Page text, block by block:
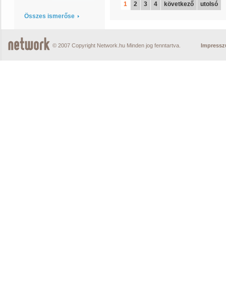
Összes ismerőse
1 2 3 4 következő utolsó
© 2007 Copyright Network.hu Minden jog fenntartva.